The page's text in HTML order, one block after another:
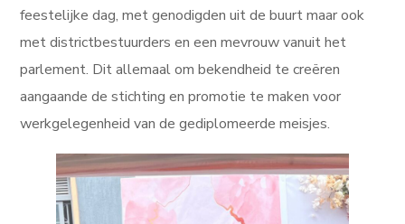
feestelijke dag, met genodigden uit de buurt maar ook
met districtbestuurders en een mevrouw vanuit het
parlement. Dit allemaal om bekendheid te creëren
aangaande de stichting en promotie te maken voor
werkgelegenheid van de gediplomeerde meisjes.